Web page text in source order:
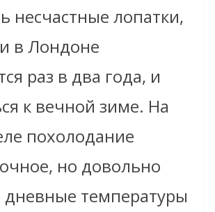
несчастные лопатки,
в Лондоне
раз в два года, и
к вечной зиме. На
похолодание
но довольно
дневные температуры